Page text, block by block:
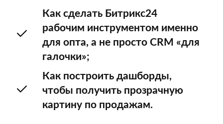
Как сделать Битрикс24
рабочим инструментом именно
для опта, а не просто CRM «для
галочки»;
Как построить дашборды,
чтобы получить прозрачную
картину по продажам.